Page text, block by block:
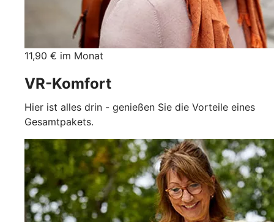
11,90 € im Monat
VR-Komfort
Hier ist alles drin - genießen Sie die Vorteile eines
Gesamtpakets.